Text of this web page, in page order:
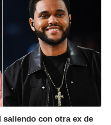
saliendo con otra ex de